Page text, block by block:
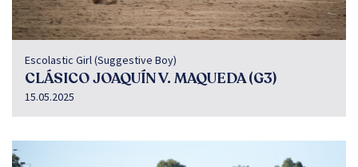
Escolastic Girl (Suggestive Boy)
CLÁSICO JOAQUÍN V. MAQUEDA (G3)
15.05.2025